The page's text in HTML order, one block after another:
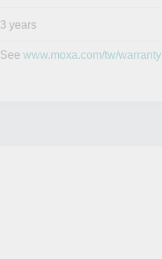
3 years
See www.moxa.com/tw/warranty